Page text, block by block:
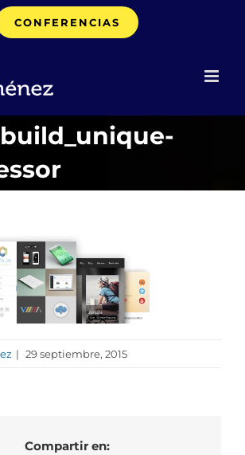
CONFERENCIAS
| 29 septiembre, 2015
Compartir en: